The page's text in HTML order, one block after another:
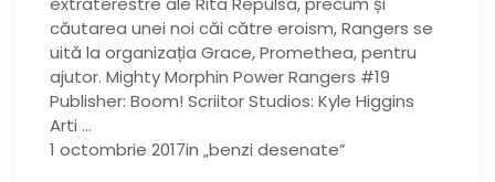
căutarea unei noi căi către eroism, Rangers se
uită la organizația Grace, Promethea, pentru
ajutor. Mighty Morphin Power Rangers #19
Publisher: Boom! Scriitor Studios: Kyle Higgins
Arti …
1 octombrie 2017in „benzi desenate”